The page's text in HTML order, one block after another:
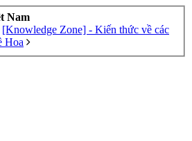
Nam
[Knowledge Zone] - Kiến thức về các
Hoa